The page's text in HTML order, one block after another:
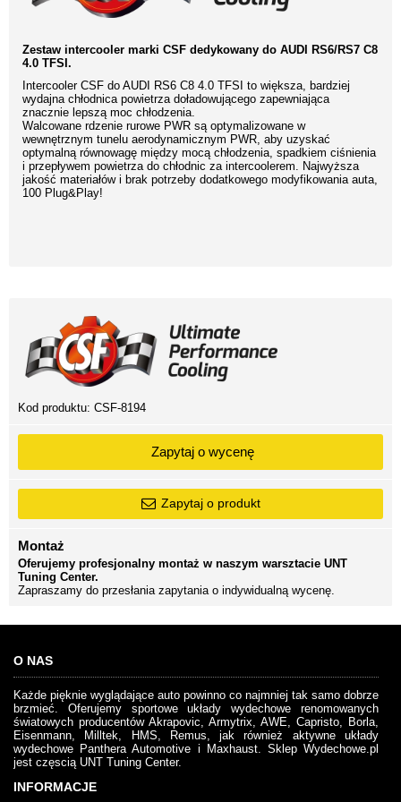
Zestaw intercooler marki CSF dedykowany do AUDI RS6/RS7 C8
4.0 TFSI.
Intercooler CSF do AUDI RS6 C8 4.0 TFSI to większa, bardziej
wydajna chłodnica powietrza doładowującego zapewniająca
znacznie lepszą moc chłodzenia.
Walcowane rdzenie rurowe PWR są optymalizowane w
wewnętrznym tunelu aerodynamicznym PWR, aby uzyskać
optymalną równowagę między mocą chłodzenia, spadkiem ciśnienia
i przepływem powietrza do chłodnic za intercoolerem. Najwyższa
jakość materiałów i brak potrzeby dodatkowego modyfikowania auta,
100 Plug&Play!
Kod produktu: CSF-8194
Zapytaj o wycenę
Zapytaj o produkt
Montaż
Oferujemy profesjonalny montaż w naszym warsztacie UNT
Tuning Center.
Zapraszamy do przesłania zapytania o indywidualną wycenę.
O NAS
Każde pięknie wyglądające auto powinno co najmniej tak samo dobrze
brzmieć. Oferujemy sportowe układy wydechowe renomowanych
światowych producentów Akrapovic, Armytrix, AWE, Capristo, Borla,
Eisenmann, Milltek, HMS, Remus, jak również aktywne układy
wydechowe Panthera Automotive i Maxhaust. Sklep Wydechowe.pl
jest częscią UNT Tuning Center.
INFORMACJE